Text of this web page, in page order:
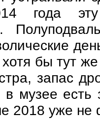
года
хотя бы тут
запас
музее есть
2018 уже не